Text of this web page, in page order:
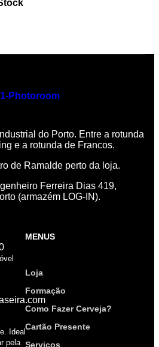
do Porto. Entre a rotunda
e a rotunda de Francos.
de Ramalde perto da loja.
Ferreira Dias 419,
(armazém LOG-IN).
Ideal
pela
MENUS
Loja
Formação
Como Fazer Cerveja?
Cartão Presente
Serviços